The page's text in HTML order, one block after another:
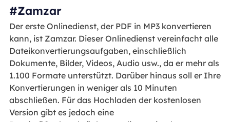
#Zamzar
Der erste Onlinedienst, der PDF in MP3 konvertieren
kann, ist Zamzar. Dieser Onlinedienst vereinfacht alle
Dateikonvertierungsaufgaben, einschließlich
Dokumente, Bilder, Videos, Audio usw., da er mehr als
1.100 Formate unterstützt. Darüber hinaus soll er Ihre
Konvertierungen in weniger als 10 Minuten
abschließen. Für das Hochladen der kostenlosen
Version gibt es jedoch eine